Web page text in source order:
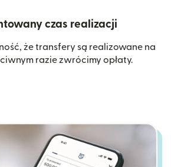
czas realizacji
że transfery są realizowane na
razie zwrócimy opłaty.